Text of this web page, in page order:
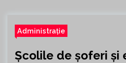
Administrație
Școlile de șoferi și